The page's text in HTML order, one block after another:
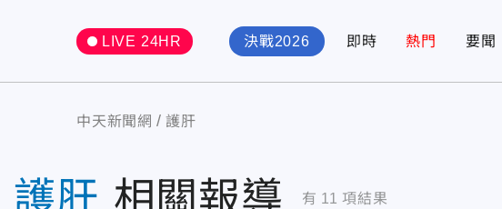
LIVE 24HR 決戰2026 即時 熱門 要聞
中天新聞網 護肝
護肝 相關報導 有 11 項結果